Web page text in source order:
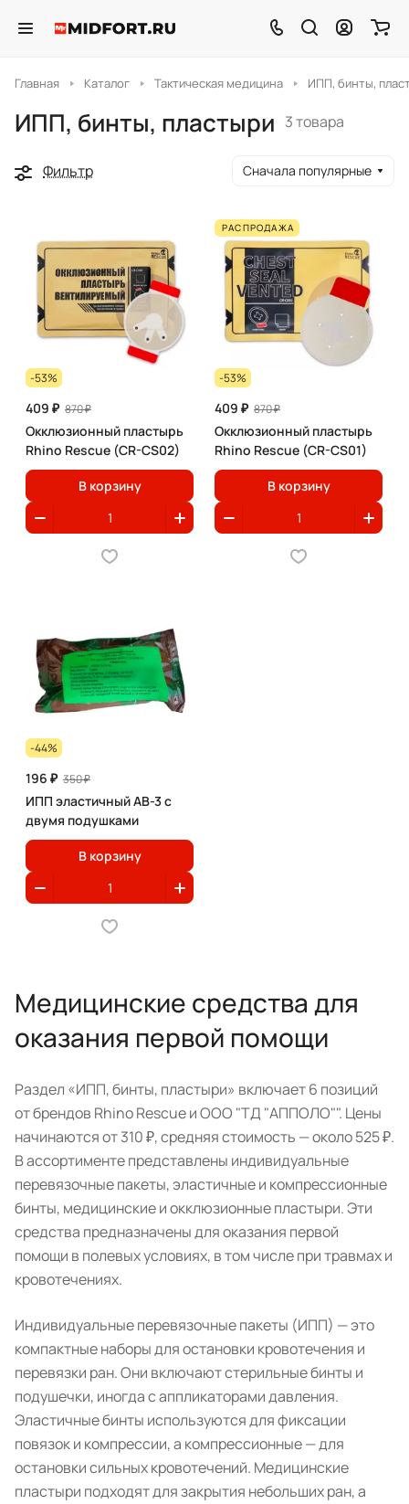
Главная Каталог Тактическая медицина ИПП, бинты,
ИПП, бинты, пластыри 3 товара
Фильтр Сначала популярные
-53%
409 ₽ 870 ₽
Окклюзионный пластырь
Rhino Rescue (CR-CS02)
В корзину
РАСПРОДАЖА
-53%
409 ₽ 870 ₽
Окклюзионный пластырь
Rhino Rescue (CR-CS01)
В корзину
-44%
196 ₽ 350 ₽
ИПП эластичный АВ-3 с
двумя подушками
В корзину
Медицинские средства для
оказания первой помощи
Раздел «ИПП, бинты, пластыри» включает 6 позиций
от брендов Rhino Rescue и ООО "ТД "АППОЛО"". Цены
начинаются от 310 ₽, средняя стоимость — около 525 ₽.
В ассортименте представлены индивидуальные
перевязочные пакеты, эластичные и компрессионные
бинты, медицинские и окклюзионные пластыри. Эти
средства предназначены для оказания первой
помощи в полевых условиях, в том числе при травмах и
кровотечениях.
Индивидуальные перевязочные пакеты (ИПП) — это
компактные наборы для остановки кровотечения и
перевязки ран. Они включают стерильные бинты и
подушечки, иногда с аппликаторами давления.
Эластичные бинты используются для фиксации
повязок и компрессии, а компрессионные — для
остановки сильных кровотечений. Медицинские
пластыри подходят для закрытия небольших ран, а